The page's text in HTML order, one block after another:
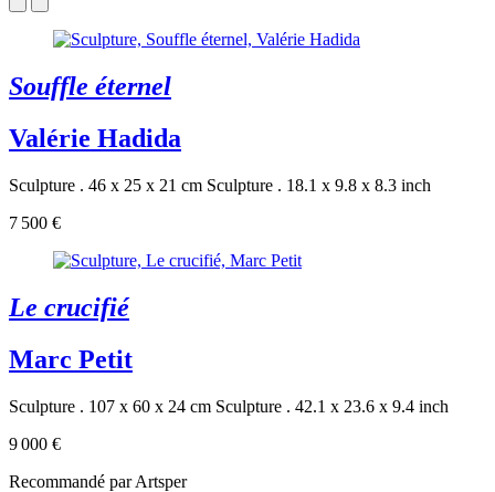
Souffle éternel
Valérie Hadida
Sculpture . 46 x 25 x 21 cm Sculpture . 18.1 x 9.8 x 8.3 inch
7 500 €
Le crucifié
Marc Petit
Sculpture . 107 x 60 x 24 cm Sculpture . 42.1 x 23.6 x 9.4 inch
9 000 €
Recommandé par Artsper